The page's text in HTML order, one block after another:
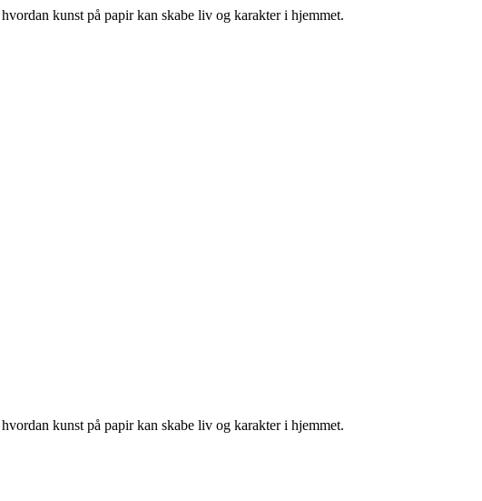
kunst på papir kan skabe liv og karakter i hjemmet.
kunst på papir kan skabe liv og karakter i hjemmet.